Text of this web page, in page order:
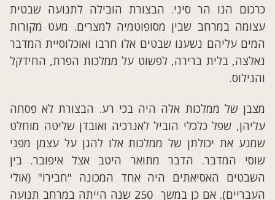
כרכום הנו הר סיני. הבצורת הובילה לתנועה שבטית
עצומה במרחב שבין מסופוטמיה למצרים. מעט מקורות
המים עליהם נשענו שבטים אלו חרבו ואוכלוסיית המדבר
נאלצה, בלית ברירה, לפשוט על ממלכות הפרת, החידקל
והנילוס.
מצבן של ממלכות אלה היה בכי רע. הבצורת לא פסחה
עליהן, שפל כלכלי הוביל לאנרכיה ואובדן שליטה מוחלט
שמנע את יכולתן של ממלכות אלו להגן על עצמן מפני
שוסי המדבר. הדבר מתואר היטב אצל איפובר. בין
השבטים האסיאתים היה אחד המכונה "חבירו" (אולי
העבריים). אם כן במשך 250 שנה הייתה במרחב תנועה